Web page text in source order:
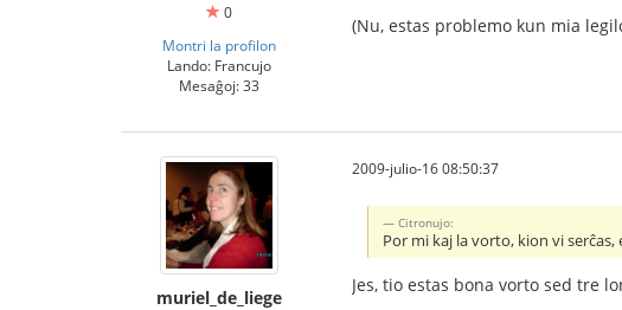
0
Montri la profilon
Lando: Francujo
Mesaĝoj: 33
(Nu, estas problemo kun mia
muriel_de_liege
2009-julio-16 08:50:37
Citronujo:
Por mi kaj la vorto, kion vi serĉas,
Jes, tio estas bona vorto sed tre